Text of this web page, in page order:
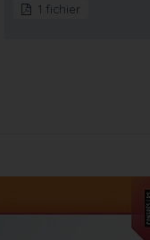
1 fichier